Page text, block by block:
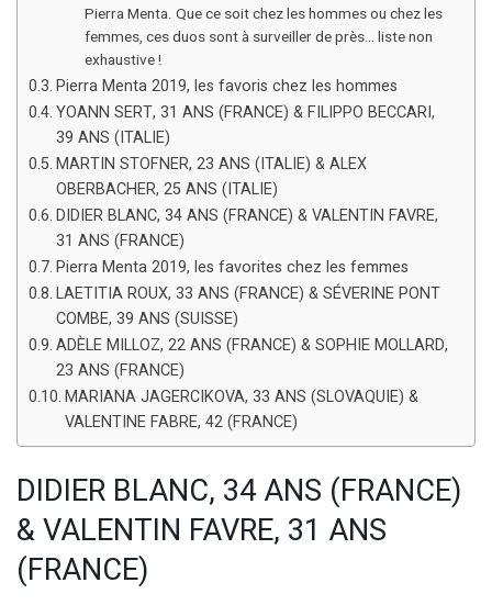
Pierra Menta. Que ce soit chez les hommes ou chez les
femmes, ces duos sont à surveiller de près… liste non
exhaustive !
Pierra Menta 2019, les favoris chez les hommes
YOANN SERT, 31 ANS (FRANCE) & FILIPPO BECCARI,
39 ANS (ITALIE)
MARTIN STOFNER, 23 ANS (ITALIE) & ALEX
OBERBACHER, 25 ANS (ITALIE)
DIDIER BLANC, 34 ANS (FRANCE) & VALENTIN FAVRE,
31 ANS (FRANCE)
Pierra Menta 2019, les favorites chez les femmes
LAETITIA ROUX, 33 ANS (FRANCE) & SÉVERINE PONT
COMBE, 39 ANS (SUISSE)
ADÈLE MILLOZ, 22 ANS (FRANCE) & SOPHIE MOLLARD,
23 ANS (FRANCE)
MARIANA JAGERCIKOVA, 33 ANS (SLOVAQUIE) &
VALENTINE FABRE, 42 (FRANCE)
DIDIER BLANC, 34 ANS (FRANCE)
& VALENTIN FAVRE, 31 ANS
(FRANCE)